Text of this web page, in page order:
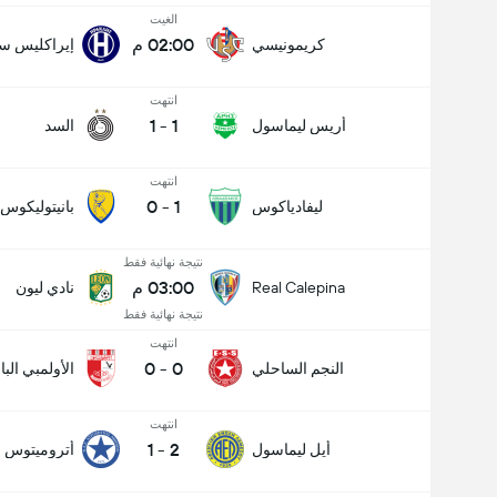
كريمونيسي
الغيت
02:00 م إيراكليس
أريس ليماسول
انتهت
1
-
1 السد
ليفادياكوس
انتهت
1
-
0 بانيتوليكوس
Real Calepina
نتيجة نهائية فقط
03:00 م
نتيجة نهائية فقط
نادي ليون
النجم الساحلي
انتهت
0
-
0 الأولمبي
أيل ليماسول
انتهت
2
-
1 أتروميتوس